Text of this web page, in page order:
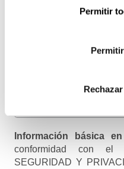
Permitir
Información básica
conformidad con el
SEGURIDAD Y